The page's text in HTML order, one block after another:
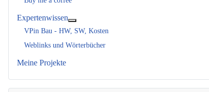
Expertenwissen
VPin Bau - HW, SW, Kosten
Weblinks und Wörterbücher
Meine Projekte